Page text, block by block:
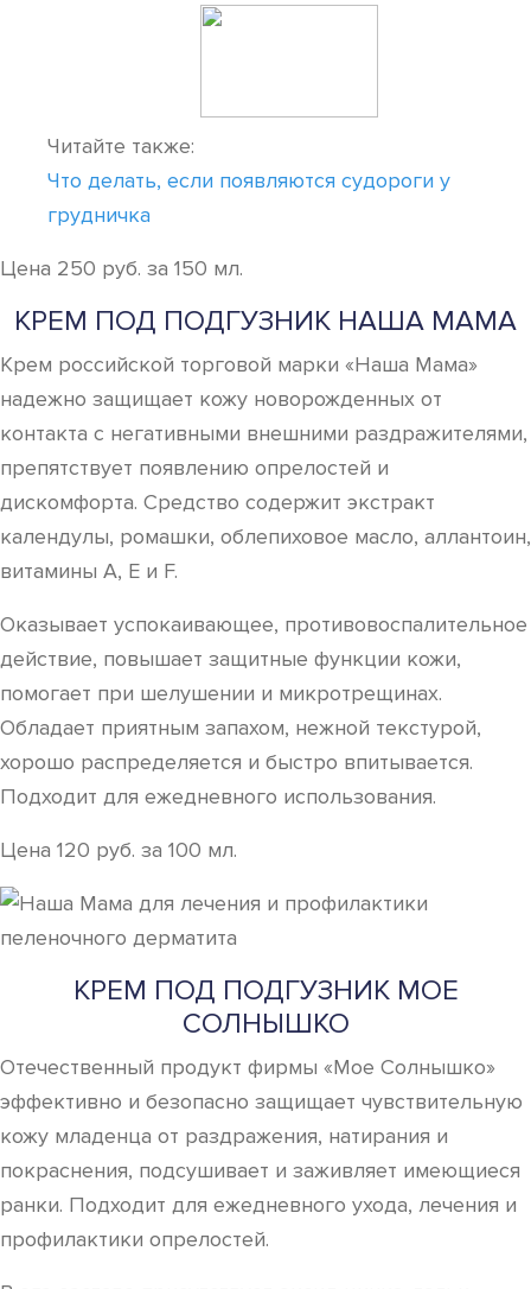
Читайте также:
Что делать, если появляются судороги у
грудничка
Цена 250 руб. за 150 мл.
КРЕМ ПОД ПОДГУЗНИК НАША МАМА
Крем российской торговой марки «Наша Мама»
надежно защищает кожу новорожденных от
контакта с негативными внешними раздражителями,
препятствует появлению опрелостей и
дискомфорта. Средство содержит экстракт
календулы, ромашки, облепиховое масло, аллантоин,
витамины A, E и F.
Оказывает успокаивающее, противовоспалительное
действие, повышает защитные функции кожи,
помогает при шелушении и микротрещинах.
Обладает приятным запахом, нежной текстурой,
хорошо распределяется и быстро впитывается.
Подходит для ежедневного использования.
Цена 120 руб. за 100 мл.
КРЕМ ПОД ПОДГУЗНИК МОЕ
СОЛНЫШКО
Отечественный продукт фирмы «Мое Солнышко»
эффективно и безопасно защищает чувствительную
кожу младенца от раздражения, натирания и
покраснения, подсушивает и заживляет имеющиеся
ранки. Подходит для ежедневного ухода, лечения и
профилактики опрелостей.